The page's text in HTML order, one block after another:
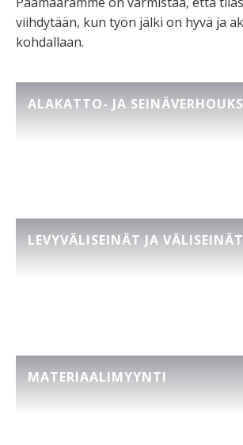
viihdytään, kun työn jälki on hyvä ja
kohdallaan.
ALAKATTO- JA
LEVYVÄLISEINÄT JA VÄLISEINÄT
MATERIAALIMYYNTI